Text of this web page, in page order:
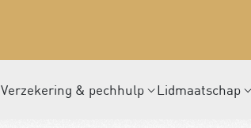
Verzekering & pechhulp Lidmaatschap